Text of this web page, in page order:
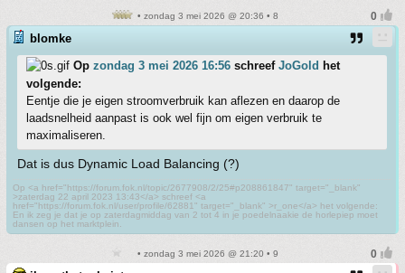
• zondag 3 mei 2026 @ 20:36 • 8
blomke
Op zondag 3 mei 2026 16:56 schreef JoGold het
volgende:
Eentje die je eigen stroomverbruik kan aflezen en daarop de
laadsnelheid aanpast is ook wel fijn om eigen verbruik te
maximaliseren.
Dat is dus Dynamic Load Balancing (?)
Op <a href="https://forum.fok.nl/topic/2677908/2/25#p208861847" target="_blank"
>zaterdag 22 april 2023 13:43</a> schreef <a
href="https://forum.fok.nl/user/profile/62881" target="_blank" >r_one</a> het volgende:
En ik zeg je dat je op zaterdagmiddag van 2 tot 4 in je poedelnaakie de horlepiep moet
dansen op het marktplein.
• zondag 3 mei 2026 @ 21:20 • 9